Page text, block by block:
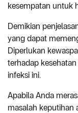
kesempatan untuk
Demikian
yang dapat
Diperlukan
terhadap
infeksi ini.
Apabila Anda
masalah keputihan